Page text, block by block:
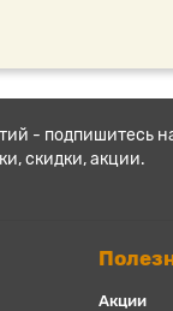
- подпишитесь
скидки, акции.
Акции